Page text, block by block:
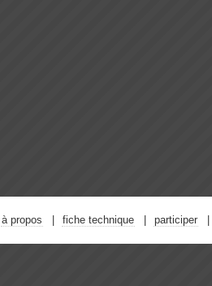
à propos fiche technique participer